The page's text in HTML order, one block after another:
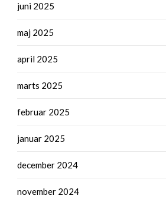
juni 2025
maj 2025
april 2025
marts 2025
februar 2025
januar 2025
december 2024
november 2024